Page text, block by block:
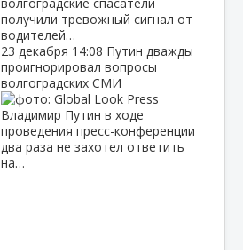
получили тревожный сигнал от
водителей…
23 декабря 14:08 Путин дважды
проигнорировал вопросы
волгоградских СМИ
Владимир Путин в ходе
проведения пресс-конференции
два раза не захотел ответить
на…